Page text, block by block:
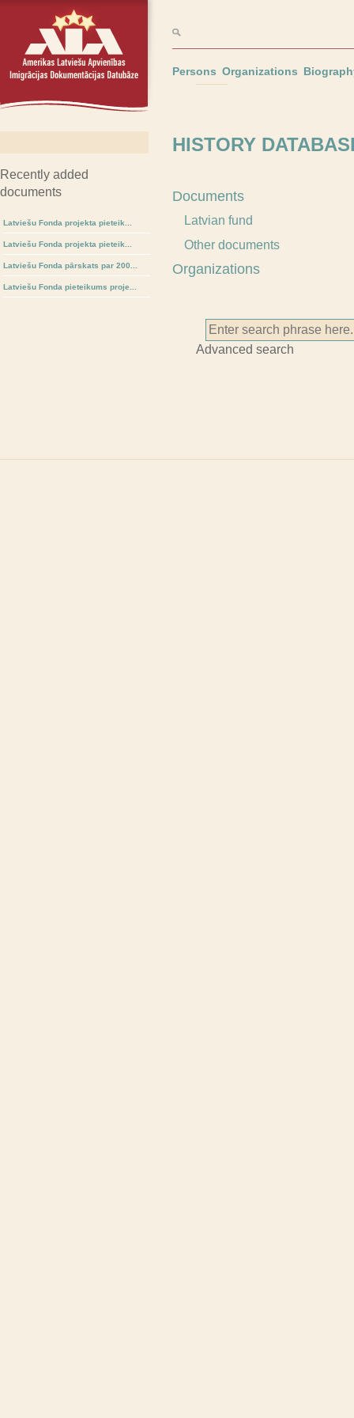
Persons Organizations
Recently added
documents
Latviešu Fonda projekta pieteik...
Latviešu Fonda projekta pieteik...
Latviešu Fonda pārskats par 200...
Latviešu Fonda pieteikums proje...
HISTORY
Documents
Latvian fund
Other documents
Organizations
Advanced search